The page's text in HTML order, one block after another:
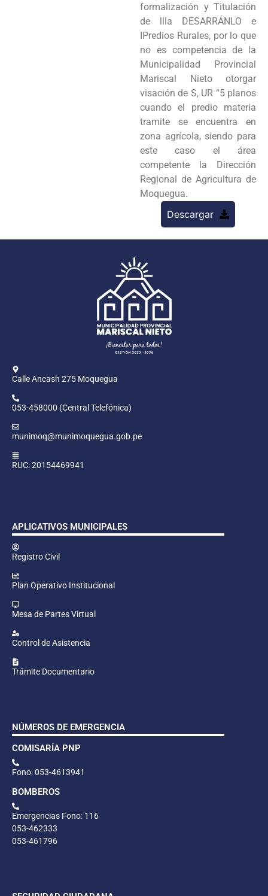
formalización y Titulación
de llla DESARRÁNLO e
IPredios Rurales, por lo que
no es competencia de la
Municipalidad Provincial
Mariscal Nieto otorgar
visación de S, UR “5 planos
cuando el predio materia
tramite se encuentra en
zona agrícola, siendo para
este caso el área
competente la Dirección
Regional de Agricultura de
Moquegua.
Descargar
Calle Ancash 275 Moquegua
053-458000 (Central Telefónica)
munimoq@munimoquegua.gob.pe
RUC: 20154469941
APLICATIVOS MUNICIPALES
Registro Civil
Plan Operativo Institucional
Mesa de Partes Virtual
Control de Asistencia
Trámite Documentario
NÚMEROS DE EMERGENCIA
COMISARÍA PNP
Fono: 053-4613941
BOMBEROS
Emergencias Fono: 116
053-462333
053-461796